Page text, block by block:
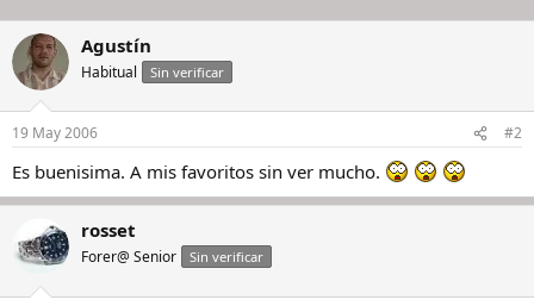
Agustín
Habitual Sin verificar
19 May 2006 #2
Es buenisima. A mis favoritos sin ver mucho.
rosset
Forer@ Senior Sin verificar